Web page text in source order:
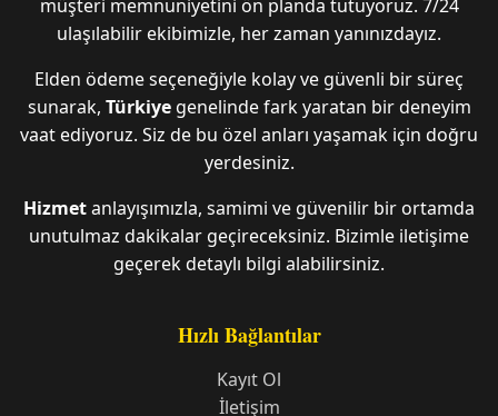
müşteri memnuniyetini ön planda tutuyoruz. 7/24
ulaşılabilir ekibimizle, her zaman yanınızdayız.
Elden ödeme seçeneğiyle kolay ve güvenli bir süreç
sunarak, Türkiyegenelinde fark yaratan bir deneyim
vaat ediyoruz. Siz de bu özel anları yaşamak için doğru
yerdesiniz.
Hizmetanlayışımızla, samimi ve güvenilir bir ortamda
unutulmaz dakikalar geçireceksiniz. Bizimle iletişime
geçerek detaylı bilgi alabilirsiniz.
Hızlı Bağlantılar
Kayıt Ol
İletişim